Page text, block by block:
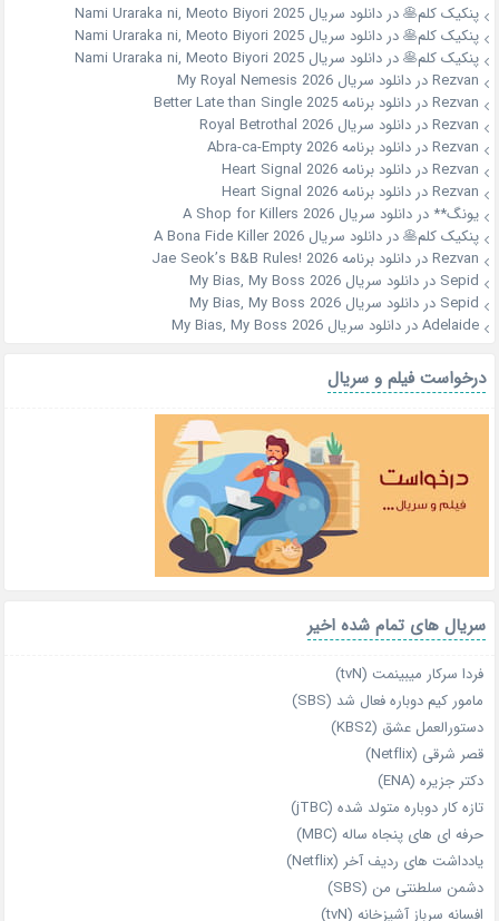
پنکیک کلم🥞دردانلود سریال Nami Uraraka ni, Meoto Biyori 2025
پنکیک کلم🥞دردانلود سریال Nami Uraraka ni, Meoto Biyori 2025
پنکیک کلم🥞دردانلود سریال Nami Uraraka ni, Meoto Biyori 2025
Rezvanدردانلود سریال My Royal Nemesis 2026
Rezvanدردانلود برنامه Better Late than Single 2025
Rezvanدردانلود سریال Royal Betrothal 2026
Rezvanدردانلود برنامه Abra-ca-Empty 2026
Rezvanدردانلود برنامه Heart Signal 2026
Rezvanدردانلود برنامه Heart Signal 2026
یونگ** دردانلود سریال A Shop for Killers 2026
پنکیک کلم🥞دردانلود سریال A Bona Fide Killer 2026
Rezvanدردانلود برنامه Jae Seok’s B&B Rules! 2026
Sepid دردانلود سریال My Bias, My Boss 2026
Sepid دردانلود سریال My Bias, My Boss 2026
Adelaideدردانلود سریال My Bias, My Boss 2026
درخواست فیلم و سریال
سریال های تمام شده اخیر
فردا سرکار میبینمت (tvN)
مامور کیم دوباره فعال شد (SBS)
دستورالعمل عشق (KBS2)
قصر شرقی (Netflix)
دکتر جزیره (ENA)
تازه‌ کار دوباره‌ متولد شده (jTBC)
حرفه‌ ای‌ های پنجاه‌ ساله (MBC)
یادداشت‌ های ردیف آخر (Netflix)
دشمن سلطنتی من (SBS)
افسانه سرباز آشپزخانه (tvN)